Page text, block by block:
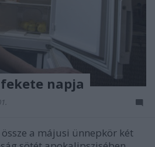
napja
össze a májusi ünnepkör két